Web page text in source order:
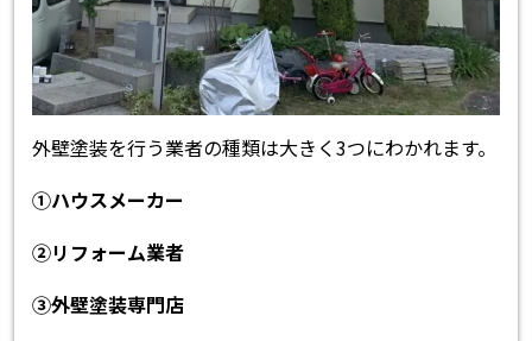
外壁塗装を行う業者の種類は大きく3つにわかれます。
①ハウスメーカー
②リフォーム業者
③外壁塗装専門店